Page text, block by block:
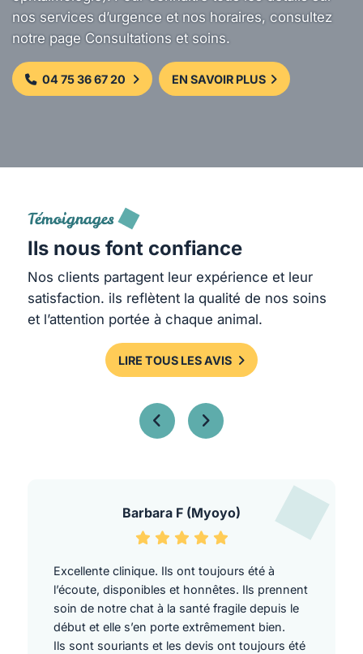
nos services d’urgence et nos horaires, consultez
notre page Consultations et soins.
04 75 36 67 20 EN SAVOIR PLUS
Témoignages
Ils nous font confiance
Nos clients partagent leur expérience et leur
satisfaction. ils reflètent la qualité de nos soins
et l’attention portée à chaque animal.
LIRE TOUS LES AVIS
Barbara F (Myoyo)
Excellente clinique. Ils ont toujours été à
l’écoute, disponibles et honnêtes. Ils prennent
soin de notre chat à la santé fragile depuis le
début et elle s’en porte extrêmement bien.
Ils sont souriants et les devis ont toujours été